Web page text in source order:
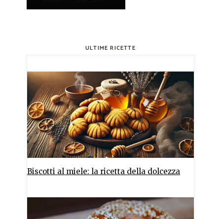
ULTIME RICETTE
Biscotti al miele: la ricetta della dolcezza